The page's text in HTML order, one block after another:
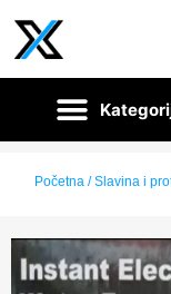
Početna/ Slavina i